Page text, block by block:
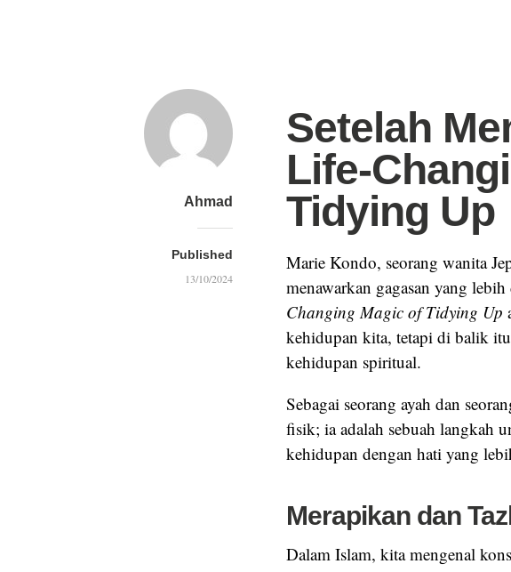
Ahmad
Published
13/10/2024
Setelah
Life-
Tidying Up
Marie Kondo, seorang wanita
menawarkan gagasan yang
Changing Magic of Tidying Up
kehidupan kita, tetapi di balik
kehidupan spiritual.
Sebagai seorang ayah dan
fisik; ia adalah sebuah langkah
kehidupan dengan hati yang
Merapikan dan
Dalam Islam, kita mengenal